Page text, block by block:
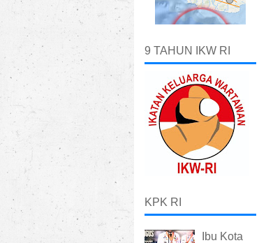
9 TAHUN IKW RI
KPK RI
Ibu Kota